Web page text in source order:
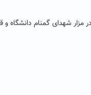
شهدای گمنام دانشگاه و